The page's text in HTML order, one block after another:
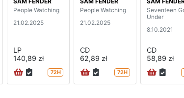
People Watching
21.02.2025
LP
140,89 zł
72H
People Watching
21.02.2025
CD
62,89 zł
72H
Seventeen
Under
8.10.2021
CD
58,89 zł